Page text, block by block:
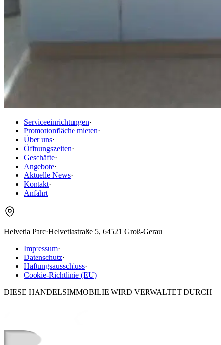
Serviceeinrichtungen·
Promotionfläche mieten·
Über uns·
Öffnungszeiten·
Geschäfte·
Angebote·
Aktuelle News·
Kontakt·
Anfahrt
Helvetia Parc·Helvetiastraße 5, 64521 Groß-Gerau
Impressum·
Datenschutz·
Haftungsausschluss·
Cookie-Richtlinie (EU)
DIESE HANDELSIMMOBILIE WIRD VERWALTET DURCH